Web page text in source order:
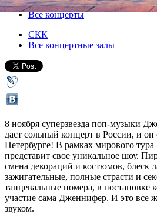
Все концерты
СКК
Все концертные залы
8 ноября суперзвезда поп-музыки
даст сольный концерт в России, и
Петербурге! В рамках мирового
представит свое уникальное шоу.
смена декораций и костюмов, блеск
зажигательные, полные страсти и
танцевальные номера, в постановке
участие сама Дженнифер. И это все
звуком.